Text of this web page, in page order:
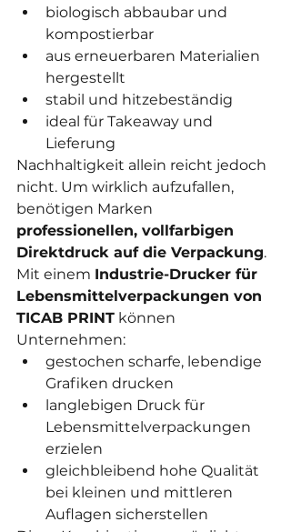
biologisch abbaubar und
kompostierbar
aus erneuerbaren Materialien
hergestellt
stabil und hitzebeständig
ideal für Takeaway und
Lieferung
Nachhaltigkeit allein reicht jedoch
nicht. Um wirklich aufzufallen,
benötigen Marken
professionellen, vollfarbigen
Direktdruck auf die Verpackung.
Mit einem Industrie-Drucker für
Lebensmittelverpackungen von
TICAB PRINT können
Unternehmen:
gestochen scharfe, lebendige
Grafiken drucken
langlebigen Druck für
Lebensmittelverpackungen
erzielen
gleichbleibend hohe Qualität
bei kleinen und mittleren
Auflagen sicherstellen